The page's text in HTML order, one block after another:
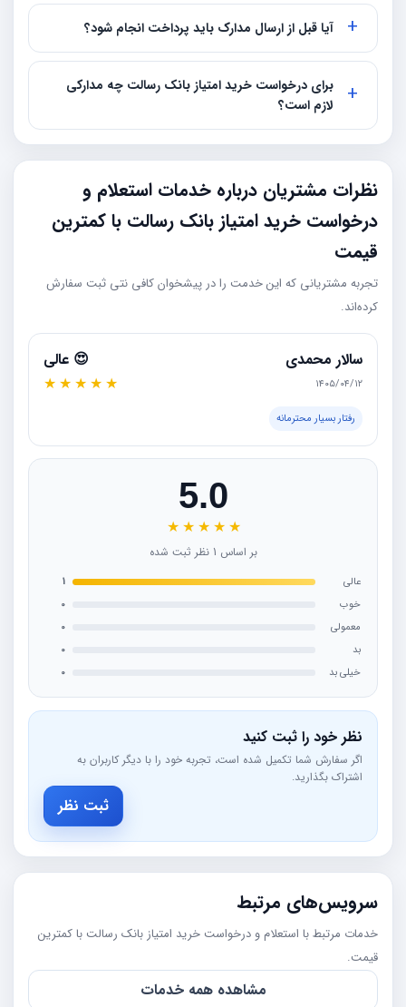
آیا قبل از ارسال مدارک باید پرداخت انجام شود؟
برای درخواست خرید امتیاز بانک رسالت چه مدارکی
لازم است؟
نظرات مشتریان درباره خدمات استعلام و
درخواست خرید امتیاز بانک رسالت با کمترین
قیمت
تجربه مشتریانی که این خدمت را در پیشخوان کافی نتی ثبت سفارش
کرده‌اند.
سالار محمدی
۱۴۰۵/۰۴/۱۲
😍 عالی
★
★
★
★
★
رفتار بسیار محترمانه
5.0
★
★
★
★
★
بر اساس 1 نظر ثبت شده
عالی
1
خوب
0
معمولی
0
بد
0
خیلی بد
0
نظر خود را ثبت کنید
اگر سفارش شما تکمیل شده است، تجربه خود را با دیگر کاربران به
اشتراک بگذارید.
ثبت نظر
سرویس‌های مرتبط
خدمات مرتبط با استعلام و درخواست خرید امتیاز بانک رسالت با کمترین
قیمت.
مشاهده همه خدمات